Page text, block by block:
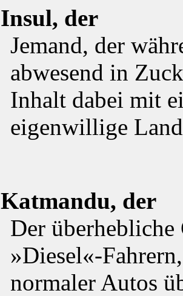
Insul, der
Jemand, der
abwesend in
Inhalt dabei mit
eigenwillige
Katmandu, der
Der überhebliche
»Diesel«-
normaler Autos